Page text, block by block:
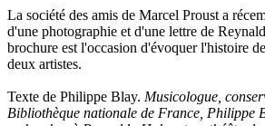
La société des amis de Marcel Proust a
d'une photographie et d'une lettre de
brochure est l'occasion d'évoquer l'histoire
deux artistes.
Texte de Philippe Blay. Musicologue,
Bibliothèque nationale de France, Philippe